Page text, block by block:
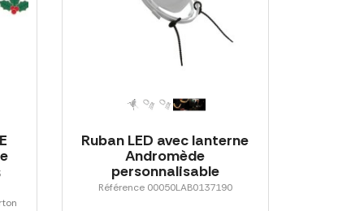
Ruban LED avec lanterne
Andromède
personnalisable
Référence 00050LAB0137190